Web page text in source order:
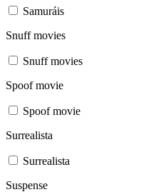
Samuráis
Snuff movies
Snuff movies
Spoof movie
Spoof movie
Surrealista
Surrealista
Suspense